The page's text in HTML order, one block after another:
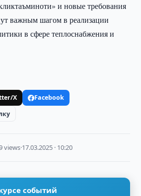
и новые требования
важным шагом в реализации
в сфере теплоснабжения и
X
Facebook
views·17.03.2025 · 10:20
событий